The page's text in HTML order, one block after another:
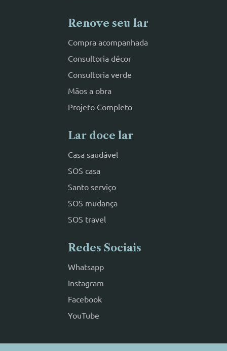
Renove seu lar
Compra acompanhada
Consultoria décor
Consultoria verde
Mãos a obra
Projeto Completo
Lar doce lar
Casa saudável
SOS casa
Santo serviço
SOS mudança
SOS travel
Redes Sociais
Whatsapp
Instagram
Facebook
YouTube